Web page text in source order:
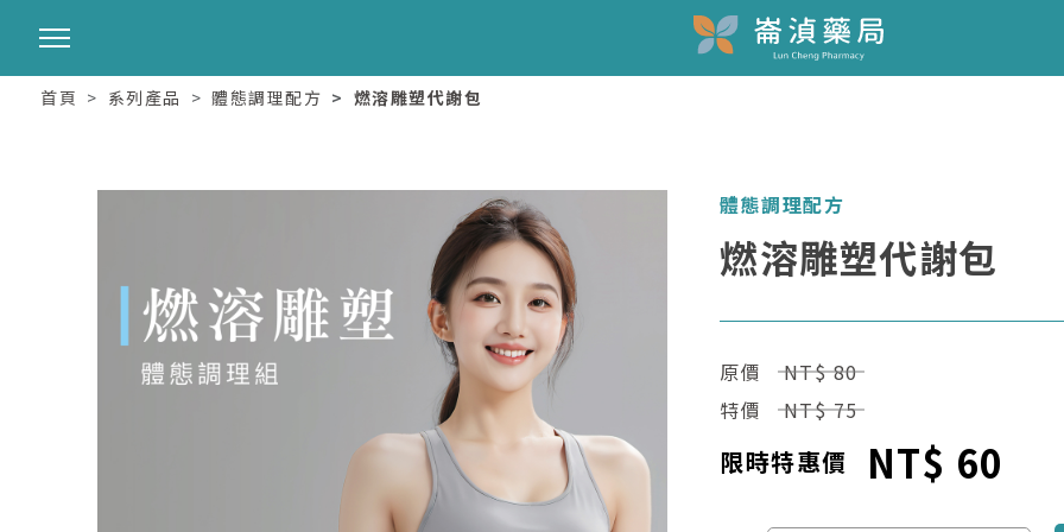
首頁 系列產品 體態調理配方 燃溶雕塑代謝包
體態調理配方
燃溶雕塑代謝包
原價
NT$ 80
特價
NT$ 75
限時特惠價 NT$ 60